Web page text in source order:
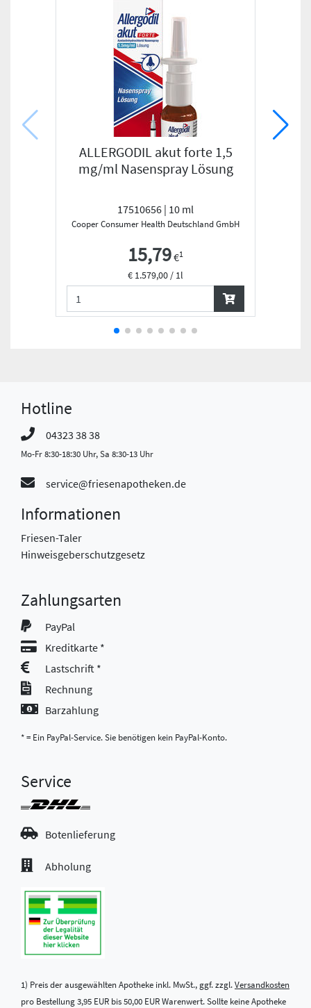
ALLERGODIL akut forte 1,5
mg/ml Nasenspray Lösung
17510656 | 10 ml
Cooper Consumer Health Deutschland GmbH
15,79€1
€ 1.579,00 / 1l
Hotline
04323 38 38
Mo-Fr 8:30-18:30 Uhr, Sa 8:30-13 Uhr
service@friesenapotheken.de
Informationen
Friesen-Taler
Hinweisgeberschutzgesetz
Zahlungsarten
PayPal
Kreditkarte *
Lastschrift *
Rechnung
Barzahlung
* = Ein PayPal-Service. Sie benötigen kein PayPal-Konto.
Service
Botenlieferung
Abholung
1) Preis der ausgewählten Apotheke inkl. MwSt., ggf. zzgl.Versandkosten
pro Bestellung 3,95 EUR bis 50,00 EUR Warenwert. Sollte keine Apotheke